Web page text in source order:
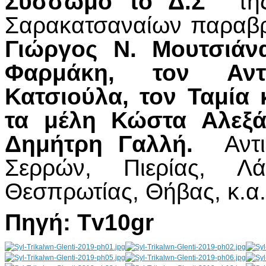
Σαρακατσαναίων
Γιώργος Ν.
Φαρμάκη, τον
Κατσιούλα,τον Ταμία
τα μέλη Κώστα
Δημήτρη Γαλλή.
Σερρών, Πιερίας,
Θεσπρωτίας, Θήβας, κ.α.
Πηγή: Tv10gr